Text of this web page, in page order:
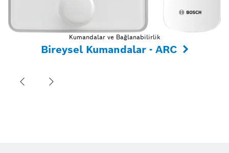
Kumandalar ve Bağlanabilirlik
Bireysel Kumandalar - ARC